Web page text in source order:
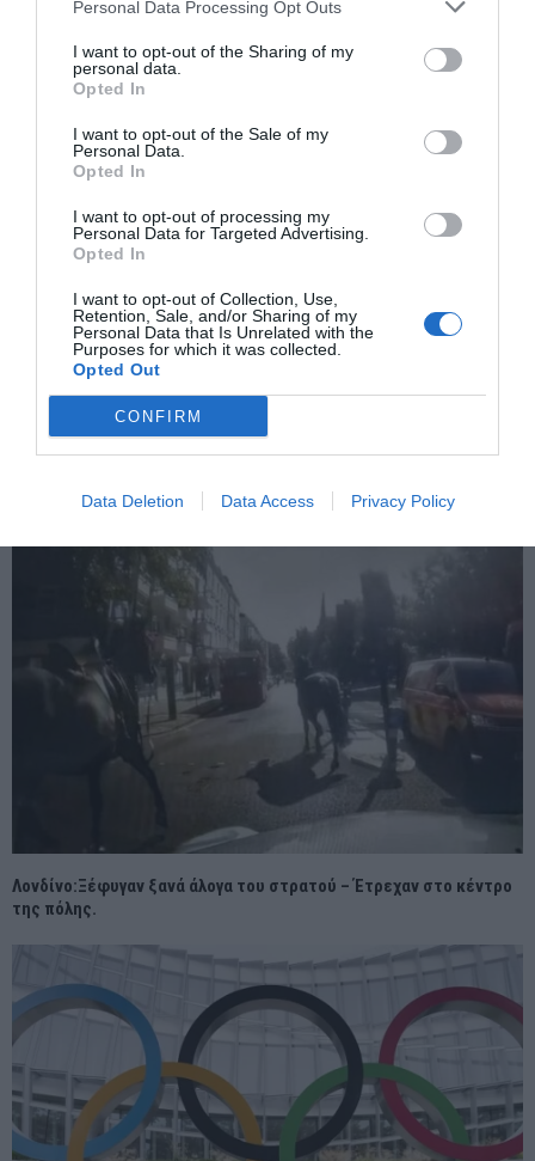
Personal Data Processing Opt Outs
I want to opt-out of the Sharing of my
personal data.
Opted In
I want to opt-out of the Sale of my
Personal Data.
Opted In
I want to opt-out of processing my
Personal Data for Targeted Advertising.
Opted In
I want to opt-out of Collection, Use,
Retention, Sale, and/or Sharing of my
Personal Data that Is Unrelated with the
Purposes for which it was collected.
Opted Out
CONFIRM
Data Deletion Data Access Privacy Policy
ΣΧΕΤΙΚΈΣ ΑΝΑΡΤΉΣΕΙΣ
Λονδίνο:Ξέφυγαν ξανά άλογα του στρατού – Έτρεχαν στο κέντρο
της πόλης.